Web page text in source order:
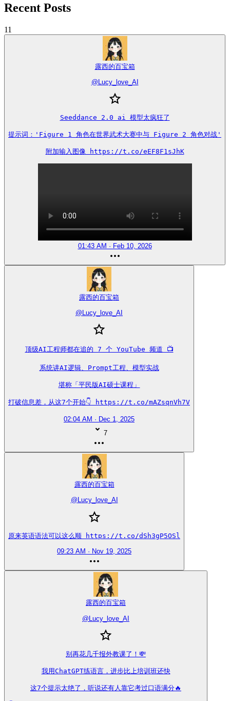
Recent Posts
11
露西的百宝箱
@ Lucy_love_AI
Seeddance 2.0 ai 模型太疯狂了
提示词：'Figure 1 角色在世界武术大赛中与 Figure 2 角色对战'
附加输入图像 https://t.co/eEF8F1sJhK
01:43 AM · Feb 10, 2026
露西的百宝箱
@ Lucy_love_AI
顶级AI工程师都在追的 7 个 YouTube 频道 📺
系统讲AI逻辑、Prompt工程、模型实战
堪称「平民版AI硕士课程」
打破信息差，从这7个开始👇 https://t.co/mAZsqnVh7V
02:04 AM · Dec 1, 2025
7
露西的百宝箱
@ Lucy_love_AI
原来英语语法可以这么顺 https://t.co/dSh3gP5OSl
09:23 AM · Nov 19, 2025
露西的百宝箱
@ Lucy_love_AI
别再花几千报外教课了！💸
我用ChatGPT练语言，进步比上培训班还快
这7个提示太绝了，听说还有人靠它考过口语满分🔥